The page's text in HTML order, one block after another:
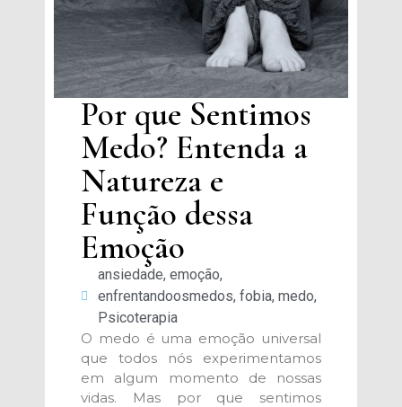
Por que Sentimos
Medo? Entenda a
Natureza e
Função dessa
Emoção
ansiedade, emoção,
enfrentandoosmedos, fobia, medo,
Psicoterapia
O medo é uma emoção universal
que todos nós experimentamos
em algum momento de nossas
vidas. Mas por que sentimos